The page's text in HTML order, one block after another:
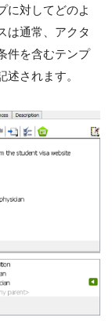
に対してどのよ
は通常、アクタ
件を含むテンプ
されます。